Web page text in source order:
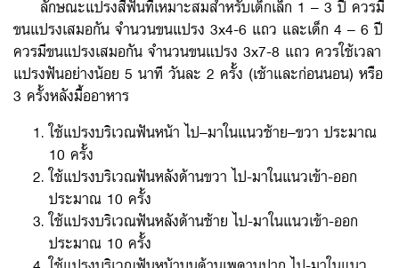
ลักษณะแปรงสีฟันที่เหมาะสมสำหรับเด็กเล็ก 1 – 3 ปี ควรมี
ขนแปรงเสมอกัน จำนวนขนแปรง 3x4-6 แถว และเด็ก 4 – 6 ปี
ควรมีขนแปรงเสมอกัน จำนวนขนแปรง 3x7-8 แถว ควรใช้เวลา
แปรงฟันอย่างน้อย 5 นาที วันละ 2 ครั้ง (เช้าและก่อนนอน) หรือ
3 ครั้งหลังมื้ออาหาร
ใช้แปรงบริเวณฟันหน้า ไป–มาในแนวซ้าย–ขวา ประมาณ
10 ครั้ง
ใช้แปรงบริเวณฟันหลังด้านขวา ไป-มาในแนวเข้า-ออก
ประมาณ 10 ครั้ง
ใช้แปรงบริเวณฟันหลังด้านซ้าย ไป-มาในแนวเข้า-ออก
ประมาณ 10 ครั้ง